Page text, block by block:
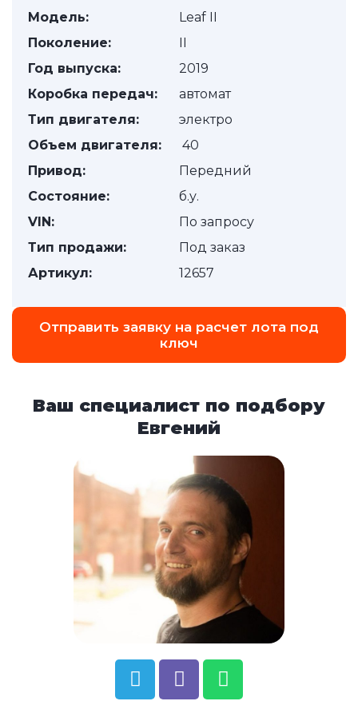
Модель:
Leaf II
Поколение:
II
Год выпуска:
2019
Коробка передач:
автомат
Тип двигателя:
электро
Объем двигателя:
40
Привод:
Передний
Состояние:
б.у.
VIN:
По запросу
Тип продажи:
Под заказ
Артикул:
12657
Отправить заявку на расчет лота под
ключ
Ваш специалист по подбору
Евгений